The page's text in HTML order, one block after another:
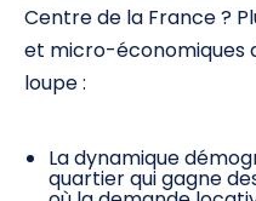
Centre de la France ?
et micro-économiques
loupe :
La dynamique
quartier qui gagne